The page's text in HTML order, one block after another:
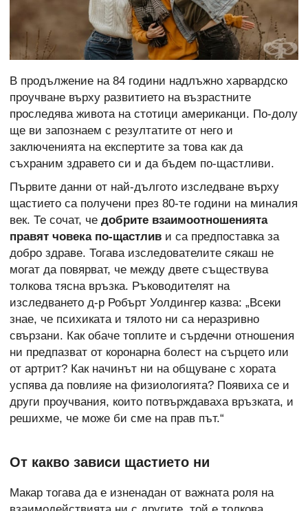
В продължение на 84 години надлъжно харвардско
проучване върху развитието на възрастните
проследява живота на стотици американци. По-долу
ще ви запознаем с резултатите от него и
заключенията на експертите за това как да
съхраним здравето си и да бъдем по-щастливи.
Първите данни от най-дългото изследване върху
щастието са получени през 80-те години на миналия
век. Те сочат, че добрите взаимоотношенията
правят човека по-щастлив и са предпоставка за
добро здраве. Тогава изследователите сякаш не
могат да повярват, че между двете съществува
толкова тясна връзка. Ръководителят на
изследването д-р Робърт Уолдингер казва: „Всеки
знае, че психиката и тялото ни са неразривно
свързани. Как обаче топлите и сърдечни отношения
ни предпазват от коронарна болест на сърцето или
от артрит? Как начинът ни на общуване с хората
успява да повлияе на физиологията? Появиха се и
други проучвания, които потвърждаваха връзката, и
решихме, че може би сме на прав път.“
От какво зависи щастието ни
Макар тогава да е изненадан от важната роля на